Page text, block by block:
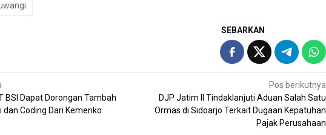
SEBARKAN
BSI Dapat Dorongan Tambah
dan Coding Dari Kemenko
Pos berikutnya
DJP Jatim II Tindaklanjuti Aduan Salah Satu
Ormas di Sidoarjo Terkait Dugaan Kepatuhan
Pajak Perusahaan